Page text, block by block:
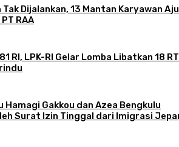
Dijalankan, 13 Mantan Karyawan
RAA
RI, LPK-RI Gelar Lomba Libatkan 18
Hamagi Gakkou dan Azea Bengkulu
Surat Izin Tinggal dari Imigrasi